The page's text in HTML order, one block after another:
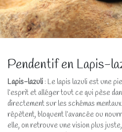
Pendentif en Lapis-
Lapis-lazuli : Le lapis lazuli est une
l’esprit et alléger tout ce qui pèse
directement sur les schémas
répètent, bloquent l’avancée ou
elle, on retrouve une vision plus